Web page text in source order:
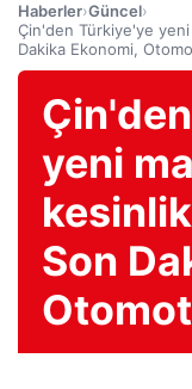
Haberler›Güncel›
Çin'den Türkiye'ye yeni
Dakika Ekonomi,
yeni
Son